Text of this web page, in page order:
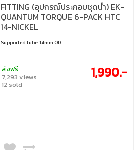
FITTING (อุปกรณ์ประกอบชุดน้ำ) EK-
QUANTUM TORQUE 6-PACK HTC
14-NICKEL
Supported tube: 14mm OD
ส่งฟรี
7,293 views
12 sold
1,990.-